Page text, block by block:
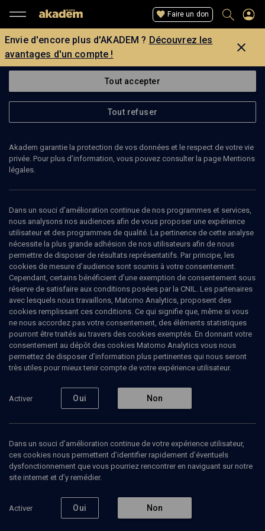
Faire un don
Envie d'encore plus d'AKADEM ? Découvrez les
avantages d'un compte !
Ajouter Partager J’aime
Abonnez-vous à notre newsletter
Société La rédaction
Tout accepter
Tout refuser
Akadem garantie la protection de vos données et le respect de votre vie
privée. Pour plus d’information, vous pouvez consulter la page Mentions
légales.
Dans un souci d’amélioration continue de nos programmes et services,
nous analysons nos audiences afin de vous proposer une expérience
utilisateur et des programmes de qualité. La pertinence de cette analyse
nécessite la plus grande adhésion de nos utilisateurs afin de nous
permettre de disposer de résultats représentatifs. Par principe, les
cookies de mesure d’audience sont soumis à votre consentement.
Cependant, certains bénéficient d’une exemption de consentement sous
réserve de satisfaire aux conditions posées par la CNIL. Les partenaires
avec lesquels nous travaillons, Matomo Analytics, proposent des
cookies remplissant ces conditions. Ce qui signifie que, même si vous
ne nous accordez pas votre consentement, des éléments statistiques
pourront être traités au travers des cookies exemptés. En donnant votre
consentement au dépôt des cookies Matomo Analytics vous nous
permettez de disposer d’information plus pertinentes qui nous seront
très utiles pour mieux tenir compte de votre expérience utilisateur.
Activer Oui Non
Dans un souci d’amélioration continue de votre expérience utilisateur,
ces cookies nous permettent d’identifier rapidement d’éventuels
dysfonctionnement que vous pourriez rencontrer en naviguant sur notre
site internet et d’y remédier.
Activer Oui Non